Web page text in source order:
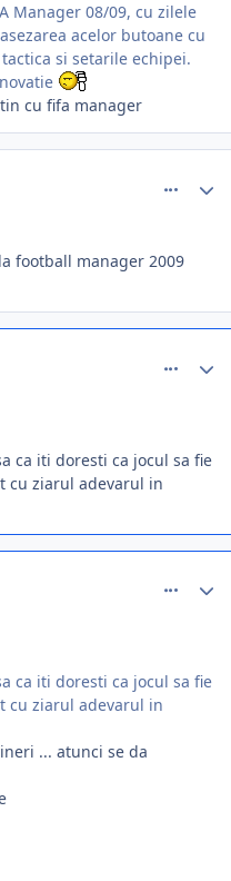
Manager 08/09, cu zilele
acelor butoane cu
si setarile echipei.
cu fifa manager
football manager 2009
ca iti doresti ca jocul sa fie
cu ziarul adevarul in
ca iti doresti ca jocul sa fie
cu ziarul adevarul in
... atunci se da